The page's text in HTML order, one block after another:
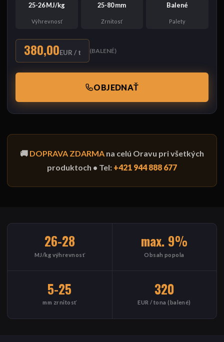
25-26 MJ/kg
Výhrevnosť
25-80 mm
Zrnitosť
Balené
Palety
380,00EUR / t (BALENÉ)
OBJEDNAŤ
🚚 DOPRAVA ZDARMA na celú Oravu pri všetkých
produktoch • Tel: +421 944 888 677
26-28
MJ/kg výhrevnosť
max. 9%
Obsah popola
5-25
mm zrnitosť
320
EUR / tona (balené)